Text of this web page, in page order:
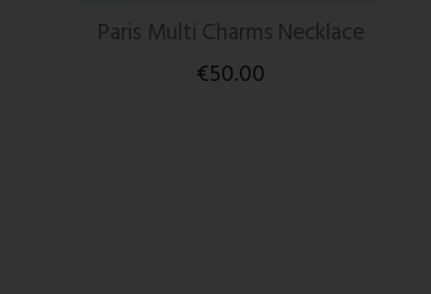
Paris Multi Charms Necklace
€50.00